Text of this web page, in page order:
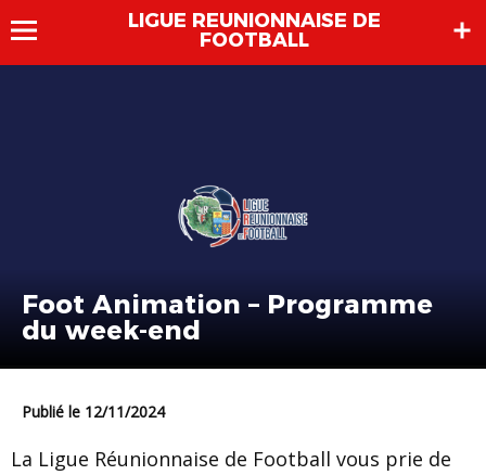
LIGUE REUNIONNAISE DE
FOOTBALL
Foot Animation – Programme
du week-end
Publié le 12/11/2024
La Ligue Réunionnaise de Football vous prie de